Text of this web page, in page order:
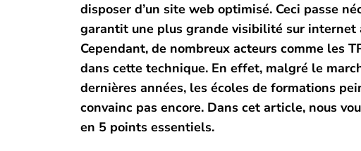
disposer d’un site web optimisé. Ceci passe
garantit une plus grande visibilité sur internet
Cependant, de nombreux acteurs comme les
dans cette technique. En effet, malgré le
dernières années, les écoles de formations
convainc pas encore. Dans cet article, nous
en 5 points essentiels.